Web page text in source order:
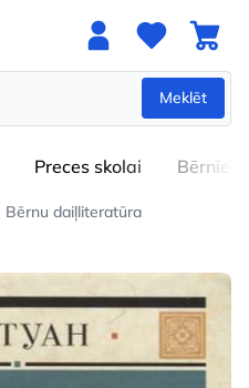
Meklēt
Preces skolai Bērniem
Bērnu daiļliteratūra